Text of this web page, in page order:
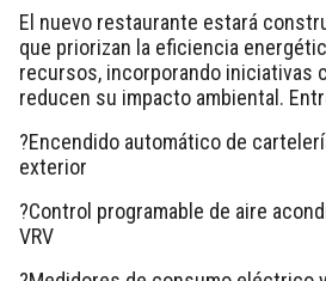
El nuevo restaurante estará
que priorizan la eficiencia
recursos, incorporando iniciativas
reducen su impacto ambiental.
?Encendido automático de
exterior
?Control programable de aire
VRV